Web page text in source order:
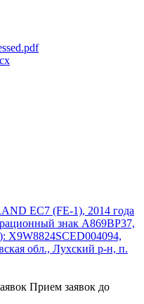
EC7 (FE-1), 2014 года
знак А869BP37,
обл., Лухский р-н, п.
Прием заявок до